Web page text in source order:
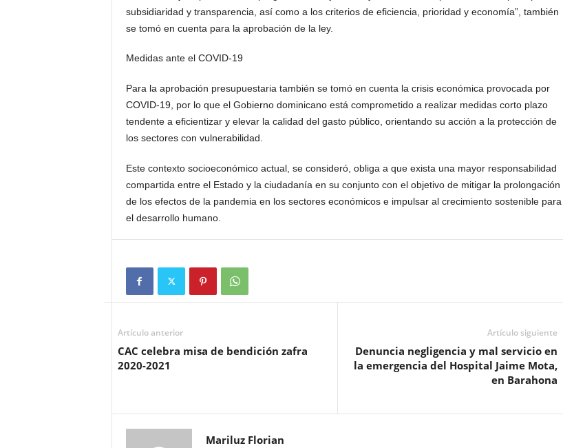
subsidiaridad y transparencia, así como a los criterios de eficiencia, prioridad y economía”, también
se tomó en cuenta para la aprobación de la ley.
Medidas ante el COVID-19
Para la aprobación presupuestaria también se tomó en cuenta la crisis económica provocada por
COVID-19, por lo que el Gobierno dominicano está comprometido a realizar medidas corto plazo
tendente a eficientizar y elevar la calidad del gasto público, orientando su acción a la protección de
los sectores con vulnerabilidad.
Este contexto socioeconómico actual, se consideró, obliga a que exista una mayor responsabilidad
compartida entre el Estado y la ciudadanía en su conjunto con el objetivo de mitigar la prolongación
de los efectos de la pandemia en los sectores económicos e impulsar al crecimiento sostenible para
el desarrollo humano.
Artículo anterior
CAC celebra misa de bendición zafra
2020-2021
Artículo siguiente
Denuncia negligencia y mal servicio en
la emergencia del Hospital Jaime Mota,
en Barahona
Mariluz Florian